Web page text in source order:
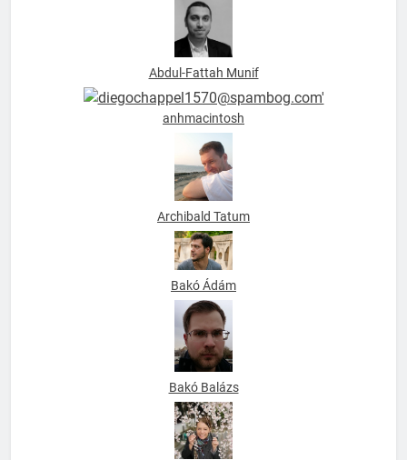
Abdul-Fattah Munif
anhmacintosh
Archibald Tatum
Bakó Ádám
Bakó Balázs